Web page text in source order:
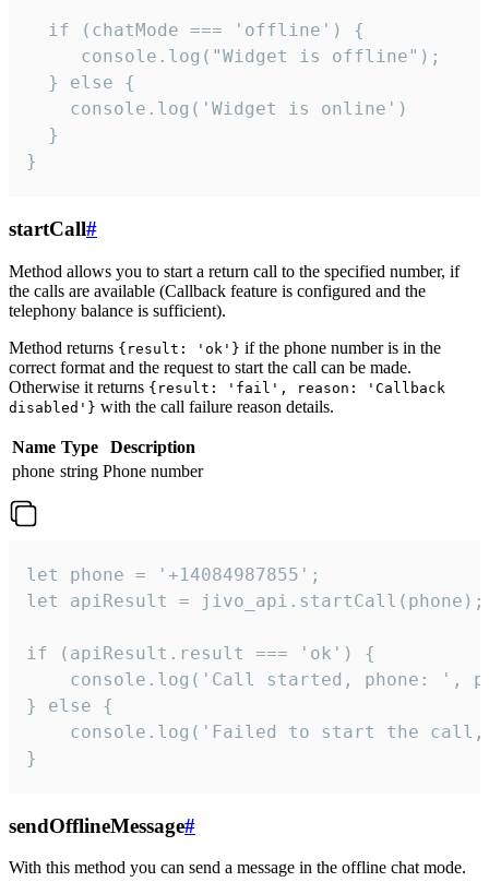
  if (chatMode === 'offline') {
     console.log("Widget is offline");
  } else {
    console.log('Widget is online')
  }
}
startCall#
Method allows you to start a return call to the specified number, if
the calls are available (Callback feature is configured and the
telephony balance is sufficient).
Method returns {result: 'ok'} if the phone number is in the
correct format and the request to start the call can be made.
Otherwise it returns {result: 'fail', reason: 'Callback
disabled'} with the call failure reason details.
Name Type
Description
phone string Phone number
let phone = '+14084987855';
let apiResult = jivo_api.startCall(phone);
if (apiResult.result === 'ok') {
console.log('Call started, phone: ',
} else {
console.log('Failed to start the
}
sendOfflineMessage#
With this method you can send a message in the offline chat mode.